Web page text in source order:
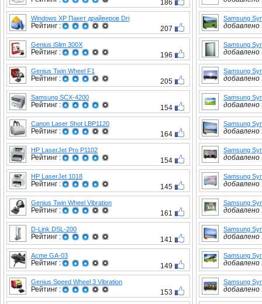
186
Windows XP Пакет драйверов Dri
Рейтинг : 207
Genius iSlim 300X
Рейтинг : 196
Genius Twin Wheel F1
Рейтинг : 205
Samsung SCX-4200
Рейтинг : 154
Canon Laser Shot LBP1120
Рейтинг : 164
HP LaserJet Pro P1102
Рейтинг : 154
HP LaserJet 1018
Рейтинг : 145
Genius Twin Wheel Vibration
Рейтинг : 161
D-Link DSL-200
Рейтинг : 141
Acme GA-03
Рейтинг : 149
Genius Speed Wheel 3 Vibration
Рейтинг : 153
Samsung
добавлено
Samsung
добавлено
Samsung
добавлено
Samsung
добавлено
Samsung
добавлено
Samsung
добавлено
Samsung
добавлено
Samsung
добавлено
Samsung
добавлено
Samsung
добавлено
Samsung
добавлено